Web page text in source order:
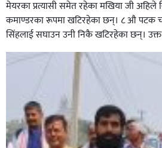
सिराहाको औरहीमा जेन-जी भेला सम्पन्न
मेयरका प्रत्यासी समेत रहेका मखिया जी अहिले
कमाण्डरका रूपमा खटिरहेका छन्। ८ औ पटक
सिंहलाई सघाउन उनी निकै खटिरहेका छन्। उक्त